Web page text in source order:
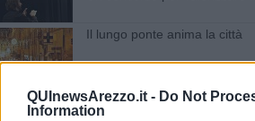
QUInewsArezzo.it - Do Not
Information
Il lungo ponte anima la città
Il giorno del Concerto in Badia